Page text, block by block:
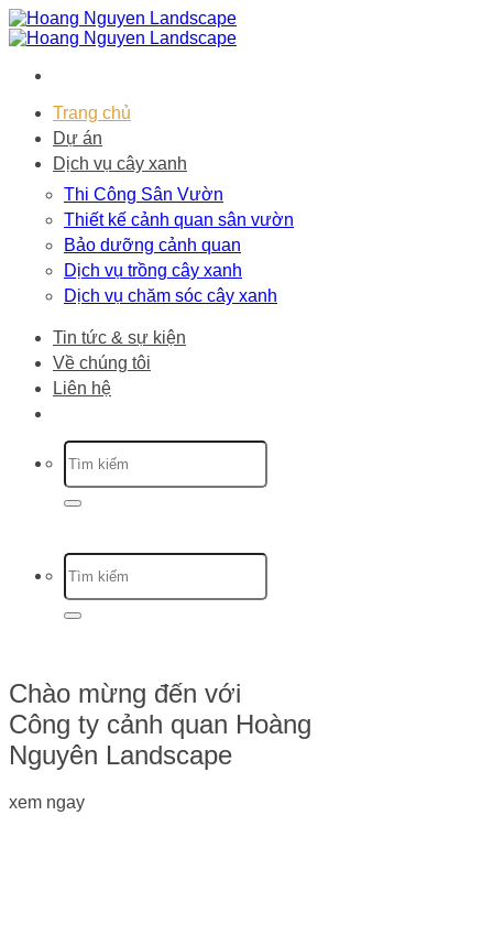
Bỏ
qua
dung
Trang chủ
Dự án
Dịch vụ cây xanh
Thi Công Sân Vườn
Thiết kế cảnh quan sân vườn
Bảo dưỡng cảnh quan
Dịch vụ trồng cây xanh
Dịch vụ chăm sóc cây xanh
Tin tức & sự kiện
Về chúng tôi
Liên hệ
Chào mừng đến với
Công ty cảnh quan Hoàng
Nguyên Landscape
xem ngay